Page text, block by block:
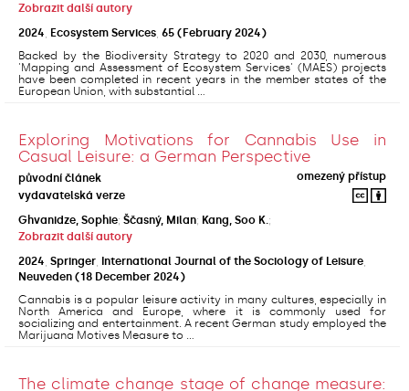
Zobrazit další autory
2024 Ecosystem Services 65 (February 2024)
Backed by the Biodiversity Strategy to 2020 and 2030, numerous
'Mapping and Assessment of Ecosystem Services' (MAES) projects
have been completed in recent years in the member states of the
European Union, with substantial ...
Exploring Motivations for Cannabis Use in
Casual Leisure: a German Perspective
původní článek
omezený přístup
vydavatelská verze
Ghvanidze, Sophie; Ščasný, Milan; Kang, Soo K. ;
Zobrazit další autory
2024 Springer International Journal of the Sociology of Leisure
Neuveden (18 December 2024)
Cannabis is a popular leisure activity in many cultures, especially in
North America and Europe, where it is commonly used for
socializing and entertainment. A recent German study employed the
Marijuana Motives Measure to ...
The climate change stage of change measure: